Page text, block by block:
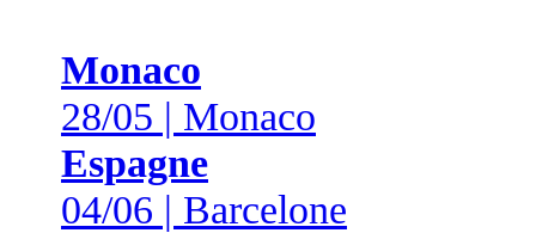
Monaco
28/05 | Monaco
Espagne
04/06 | Barcelone